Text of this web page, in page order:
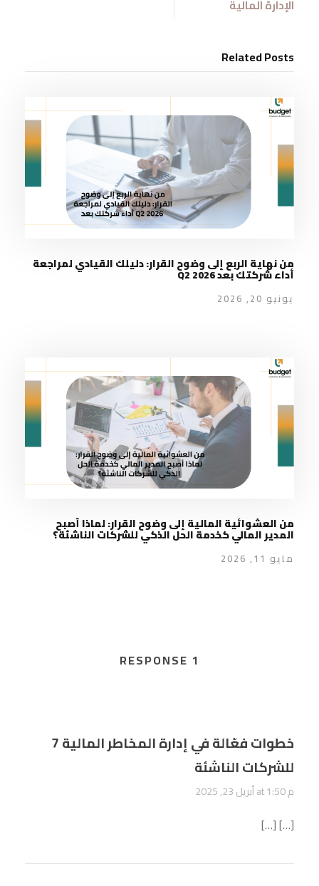
الإدارة المالية
Related Posts
من نهاية الربع إلى وضوح القرار: دليلك القيادي لمراجعة
أداء شركتك بعد Q2 2026
يونيو 20, 2026
من العشوائية المالية إلى وضوح القرار: لماذا أصبح
المدير المالي كخدمة الحل الذكي للشركات الناشئة؟
مايو 11, 2026
1 RESPONSE
7 خطوات فعّالة في إدارة المخاطر المالية
للشركات الناشئة
أبريل 23, 2025 at 1:50 م
[…] […]